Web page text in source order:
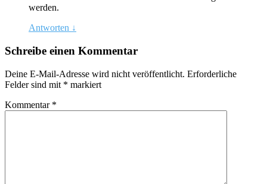
werden.
Antworten ↓
Schreibe einen Kommentar
Deine E-Mail-Adresse wird nicht veröffentlicht. Erforderliche
Felder sind mit * markiert
Kommentar *